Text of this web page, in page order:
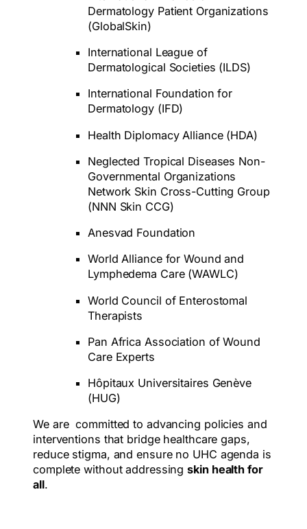
Dermatology Patient Organizations
(GlobalSkin)
International League of
Dermatological Societies (ILDS)
International Foundation for
Dermatology (IFD)
Health Diplomacy Alliance (HDA)
Neglected Tropical Diseases Non-
Governmental Organizations
Network Skin Cross-Cutting Group
(NNN Skin CCG)
Anesvad Foundation
World Alliance for Wound and
Lymphedema Care (WAWLC)
World Council of Enterostomal
Therapists
Pan Africa Association of Wound
Care Experts
Hôpitaux Universitaires Genève
(HUG)
We are committed to advancing policies and
interventions that bridge healthcare gaps,
reduce stigma, and ensure no UHC agenda is
complete without addressingskin health for
all.